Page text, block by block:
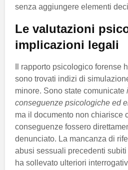
senza aggiungere elementi
Le valutazioni
implicazioni legali
Il rapporto psicologico forense
sono trovati indizi di
minore. Sono state comunicate
conseguenze psicologiche ed
ma il documento non chiarisce
conseguenze fossero
denunciato. La mancanza di
abusi sessuali precedenti
ha sollevato ulteriori